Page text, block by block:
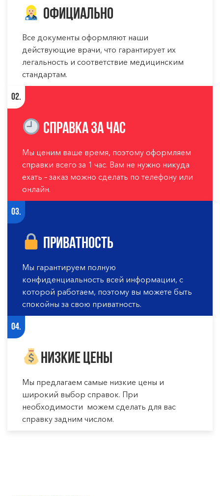
Официально
Все документы оформляют наши
действующие врачи, что гарантирует их
легальность и соответствие медицинским
стандартам.
02.
Справка за час
Мы ценим ваше время, поэтому оформляем
справки всего за 1 час. Вам не нужно никуда
ехать – заказ можно сделать по телефону или
онлайн.
03.
Приватность
Мы гарантируем полную
конфиденциальность всей информации, с
которой работаем, поэтому вы можете быть
спокойны за свою приватность.
04.
Низкие цены
Мы предлагаем самые низкие цены и
широкий выбор справок. При
необходимости можем сделать для вас
справку задним числом.